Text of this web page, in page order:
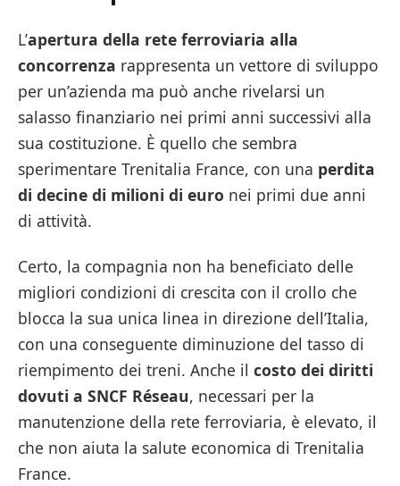
L’apertura della rete ferroviaria alla
concorrenza rappresenta un vettore di sviluppo
per un’azienda ma può anche rivelarsi un
salasso finanziario nei primi anni successivi alla
sua costituzione. È quello che sembra
sperimentare Trenitalia France, con una perdita
di decine di milioni di euro nei primi due anni
di attività.
Certo, la compagnia non ha beneficiato delle
migliori condizioni di crescita con il crollo che
blocca la sua unica linea in direzione dell’Italia,
con una conseguente diminuzione del tasso di
riempimento dei treni. Anche il costo dei diritti
dovuti a SNCF Réseau, necessari per la
manutenzione della rete ferroviaria, è elevato, il
che non aiuta la salute economica di Trenitalia
France.